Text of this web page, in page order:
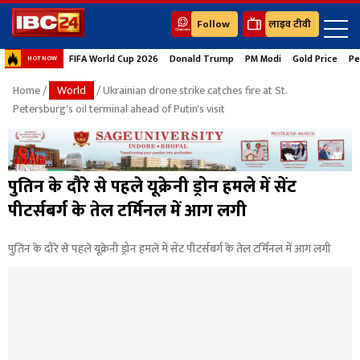
Follow लाइव टीवी
HOT NOW FIFA World Cup 2026 Donald Trump PM Modi Gold Price
Home/ World
/ Ukrainian drone strike catches fire at St.
Petersburg's oil terminal ahead of Putin's visit
पुतिन के दौरे से पहले यूक्रेनी ड्रोन हमले में सेंट
पीटर्सबर्ग के तेल टर्मिनल में आग लगी
पुतिन के दौरे से पहले यूक्रेनी ड्रोन हमले में सेंट पीटर्सबर्ग के तेल टर्मिनल में आग लगी